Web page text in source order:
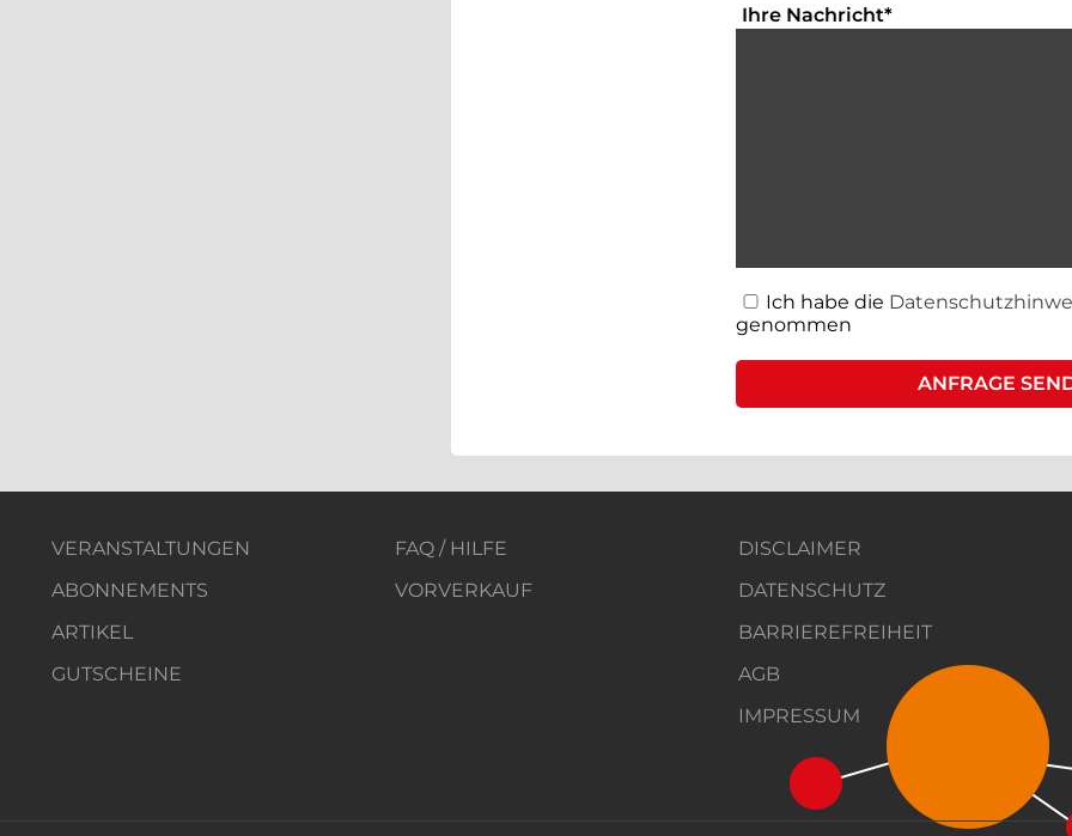
Ihre Nachricht*Bitte geben Sie
Ich habe die
genommen
VERANSTALTUNGEN
ABONNEMENTS
ARTIKEL
GUTSCHEINE
FAQ / HILFE
VORVERKAUF
DISCLAIMER
DATENSCHUTZ
BARRIEREFREIHEIT
AGB
IMPRESSUM